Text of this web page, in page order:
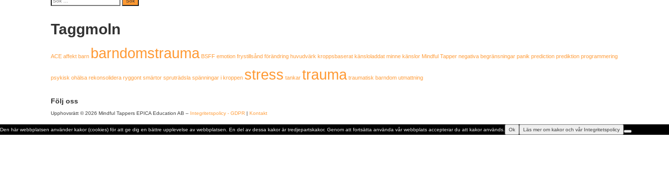
Dela
efter:
Taggmoln
ACE affekt barn barndomstrauma BSFF emotion frystillsånd förändring huvudvärk kroppsbaserat känsloladdat minne känslor Mindful Tapper negativa begränsningar panik prediction prediktion programmering
psykisk ohälsa rekonsolidera ryggont smärtor spruträdsla spänningar i kroppen stress tankar trauma traumatisk barndom utmattning
Följ oss
Upphovsrätt © 2026 Mindful Tappers EPICA Education AB – Integritetspolicy - GDPR | Kontakt
Den här webbplatsen använder kakor (cookies) för att ge dig en bättre upplevelse av webbplatsen. En del av dessa kakor är tredjepartskakor. Genom att fortsätta använda vår webbplats accepterar du att kakor används. Ok Läs mer om kakor och vår Integritetspolicy